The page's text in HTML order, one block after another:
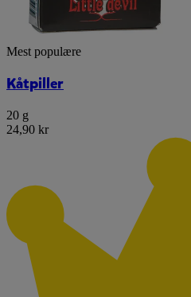
Mest populære
Kåtpiller
20 g
24,90 kr